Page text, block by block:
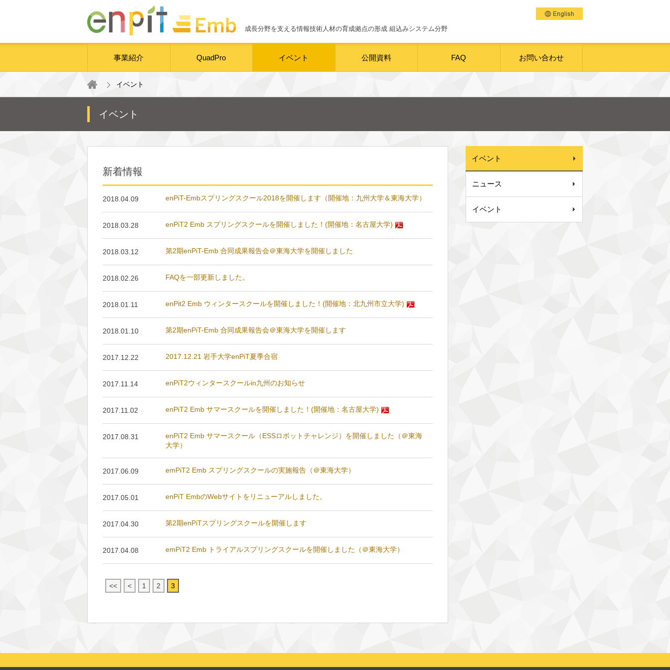
成長分野を支える情報技術人材の育成拠点の形成 組込みシステム分野
事業紹介 QuadPro イベント 公開資料 FAQ お問い合わせ
イベント
イベント
新着情報
2018.04.09 enPiT-Embスプリングスクール2018を開催します（開催地：九州大学＆東海大学）
2018.03.28 enPiT2 Emb スプリングスクールを開催しました！(開催地：名古屋大学)
2018.03.12 第2期enPiT-Emb 合同成果報告会＠東海大学を開催しました
2018.02.26 FAQを一部更新しました。
2018.01.11 enPit2 Emb ウィンタースクールを開催しました！(開催地：北九州市立大学)
2018.01.10 第2期enPiT-Emb 合同成果報告会＠東海大学を開催します
2017.12.22 2017.12.21 岩手大学enPiT夏季合宿
2017.11.14 enPiT2ウィンタースクールin九州のお知らせ
2017.11.02 enPiT2 Emb サマースクールを開催しました！(開催地：名古屋大学)
2017.08.31
enPiT2 Emb サマースクール（ESSロボットチャレンジ）を開催しました（＠東海
大学）
2017.06.09 emPiT2 Emb スプリングスクールの実施報告（＠東海大学）
2017.05.01 enPiT EmbのWebサイトをリニューアルしました。
2017.04.30 第2期enPiTスプリングスクールを開催します
2017.04.08 emPiT2 Emb トライアルスプリングスクールを開催しました（＠東海大学）
<< < 1 2 3
イベント
ニュース
イベント